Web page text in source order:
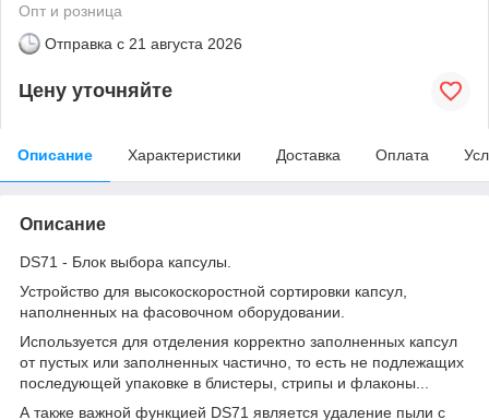
Опт и розница
Отправка с 21 августа 2026
Цену уточняйте
Описание Характеристики Доставка Оплата
Описание
DS71 - Блок выбора капсулы.
Устройство для высокоскоростной сортировки капсул,
наполненных на фасовочном оборудовании.
Используется для отделения корректно заполненных капсул
от пустых или заполненных частично, то есть не подлежащих
последующей упаковке в блистеры, стрипы и флаконы...
А также важной функцией DS71 является удаление пыли с